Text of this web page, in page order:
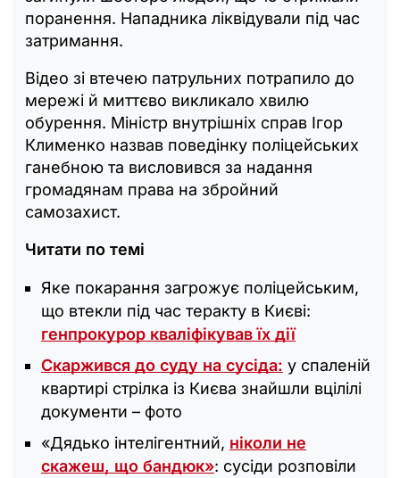
поранення. Нападника ліквідували під час
затримання.
Відео зі втечею патрульних потрапило до
мережі й миттєво викликало хвилю
обурення. Міністр внутрішніх справ Ігор
Клименко назвав поведінку поліцейських
ганебною та висловився за надання
громадянам права на збройний
самозахист.
Читати по темі
Яке покарання загрожує поліцейським,
що втекли під час теракту в Києві:
генпрокурор кваліфікував їх дії
Скаржився до суду на сусіда: у спаленій
квартирі стрілка із Києва знайшли вцілілі
документи – фото
«Дядько інтелігентний, ніколи не
скажеш, що бандюк»: сусіди розповіли